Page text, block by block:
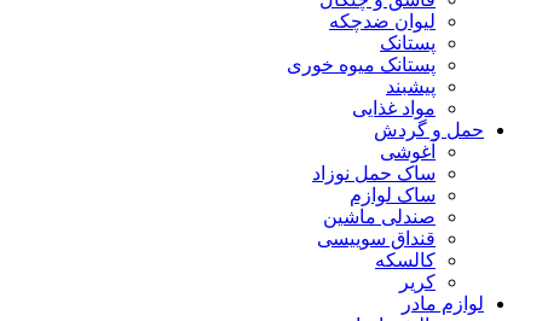
لیوان ضدچکه
پستانک
پستانک میوه خوری
پیشبند
مواد غذایی
حمل و گردش
آغوشی
ساک حمل نوزاد
ساک لوازم
صندلی ماشین
قنداق سوییسی
کالسکه
کریر
لوازم مادر